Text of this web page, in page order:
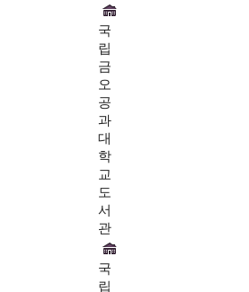
국
립
금
오
공
과
대
학
교
도
서
관
국
립